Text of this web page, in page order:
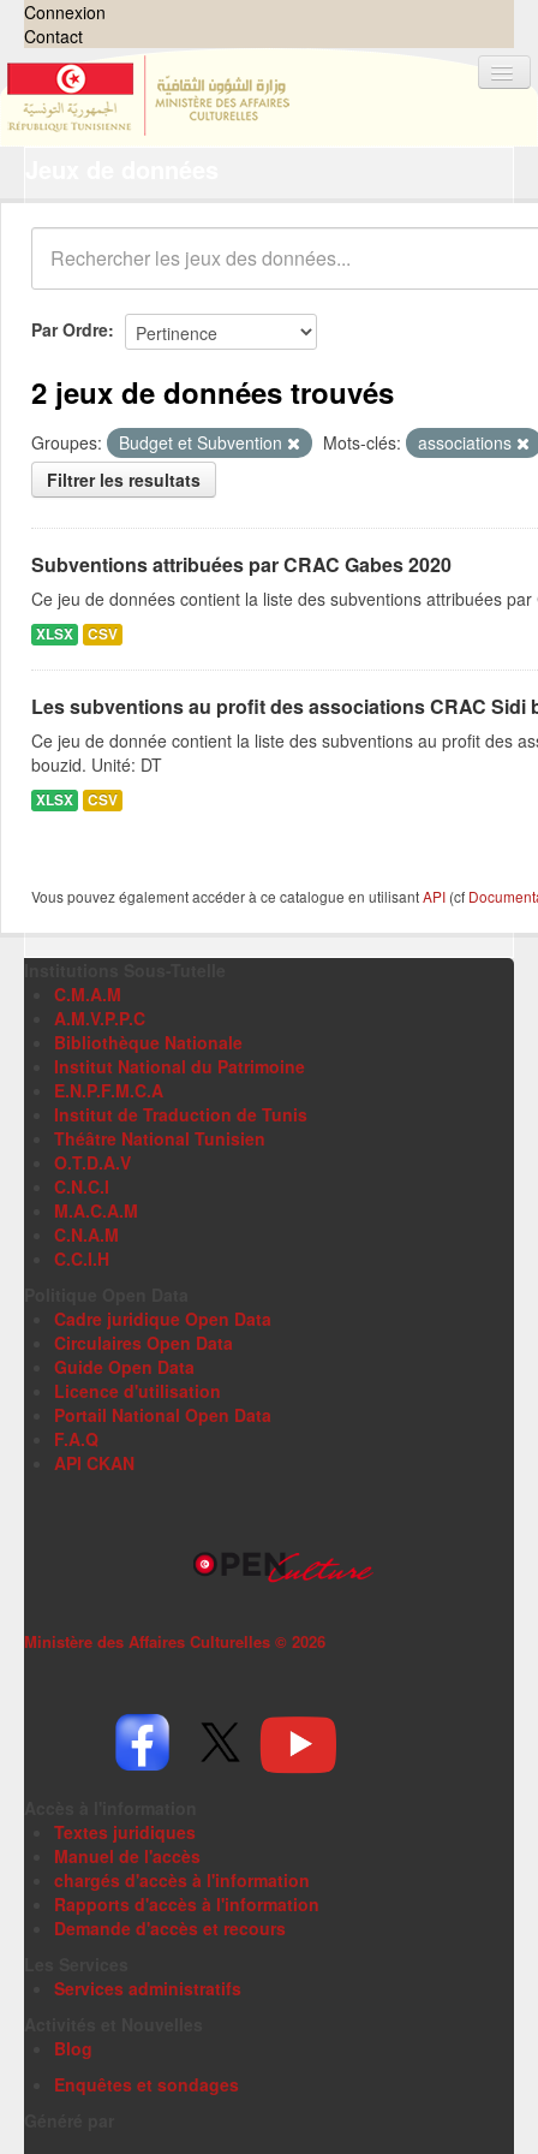
Connexion
Contact
Organisations
Groupes
Demandes 0
À propos
Par Ordre
2 jeux de données trouvés
Groupes: Budget et Subvention Mots-clés:
associations
Filtrer les resultats
Subventions attribuées par CRAC Gabes 2020
Ce jeu de données contient la liste des subventions attribuées
XLSX CSV
Les subventions au profit des associations CRAC Sidi
Ce jeu de donnée contient la liste des subventions au profit des
bouzid. Unité: DT
XLSX CSV
Vous pouvez également accéder à ce catalogue en utilisantAPI (cf
C.M.A.M
A.M.V.P.P.C
Bibliothèque Nationale
Institut National du Patrimoine
E.N.P.F.M.C.A
Institut de Traduction de Tunis
Théâtre National Tunisien
O.T.D.A.V
C.N.C.I
M.A.C.A.M
C.N.A.M
C.C.I.H
Cadre juridique Open Data
Circulaires Open Data
Guide Open Data
Licence d'utilisation
Portail National Open Data
F.A.Q
API CKAN
Ministère des Affaires Culturelles © 2026
Textes juridiques
Manuel de l'accès
chargés d'accès à l'information
Rapports d'accès à l'information
Demande d'accès et recours
Services administratifs
Blog
Enquêtes et sondages